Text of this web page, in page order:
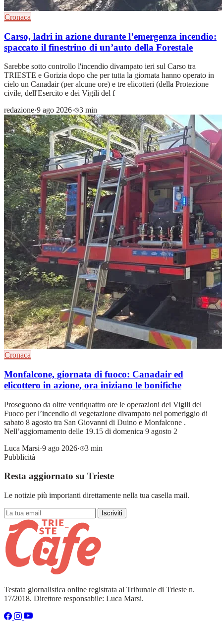
Cronaca
Carso, ladri in azione durante l’emergenza incendio:
spaccato il finestrino di un’auto della Forestale
Sarebbe sotto controllo l'incendio divampato ieri sul Carso tra
TRIESTE e Gorizia dopo che per tutta la giornata hanno operato in
cielo un Canadair (per alcune ore) e tre elicotteri (della Protezione
civile, dell'Esercito e dei Vigili del f
redazione·9 ago 2026· 3 min
Cronaca
Monfalcone, giornata di fuoco: Canadair ed
elicottero in azione, ora iniziano le bonifiche
Proseguono da oltre ventiquattro ore le operazioni dei Vigili del
Fuoco per l’incendio di vegetazione divampato nel pomeriggio di
sabato 8 agosto tra San Giovanni di Duino e Monfalcone .
Nell’aggiornamento delle 19.15 di domenica 9 agosto 2
Luca Marsi·9 ago 2026·
3 min
Pubblicità
Resta aggiornato su Trieste
Le notizie più importanti direttamente nella tua casella mail.
Iscriviti
Testata giornalistica online registrata al Tribunale di Trieste n.
17/2018. Direttore responsabile: Luca Marsi.